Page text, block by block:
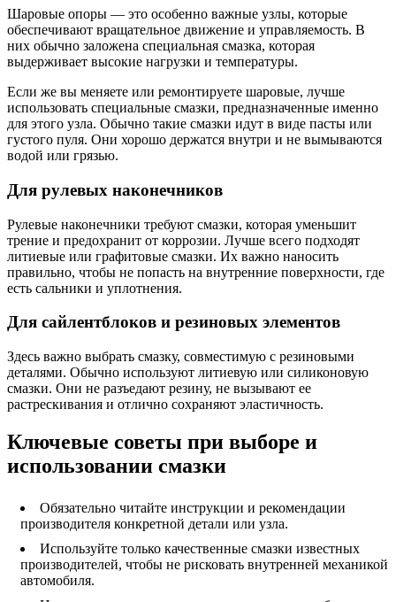
Шаровые опоры — это особенно важные узлы, которые
обеспечивают вращательное движение и управляемость. В
них обычно заложена специальная смазка, которая
выдерживает высокие нагрузки и температуры.
Если же вы меняете или ремонтируете шаровые, лучше
использовать специальные смазки, предназначенные именно
для этого узла. Обычно такие смазки идут в виде пасты или
густого пуля. Они хорошо держатся внутри и не вымываются
водой или грязью.
Для рулевых наконечников
Рулевые наконечники требуют смазки, которая уменьшит
трение и предохранит от коррозии. Лучше всего подходят
литиевые или графитовые смазки. Их важно наносить
правильно, чтобы не попасть на внутренние поверхности, где
есть сальники и уплотнения.
Для сайлентблоков и резиновых элементов
Здесь важно выбрать смазку, совместимую с резиновыми
деталями. Обычно используют литиевую или силиконовую
смазки. Они не разъедают резину, не вызывают ее
растрескивания и отлично сохраняют эластичность.
Ключевые советы при выборе и
использовании смазки
Обязательно читайте инструкции и рекомендации
производителя конкретной детали или узла.
Используйте только качественные смазки известных
производителей, чтобы не рисковать внутренней механикой
автомобиля.